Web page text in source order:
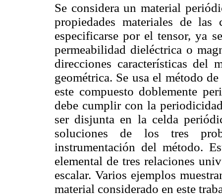
Se considera un material
propiedades materiales de las
especificarse por el tensor, ya
permeabilidad dieléctrica o
direcciones características del
geométrica. Se usa el método
este compuesto doblemente
debe cumplir con la
ser disjunta en la celda
soluciones de los tres
instrumentación del método.
elemental de tres relaciones
escalar. Varios ejemplos
material considerado en este